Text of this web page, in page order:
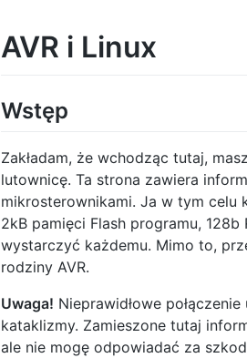
AVR i Linux
Wstęp
Zakładam, że wchodząc tutaj,
lutownicę. Ta strona zawiera
mikrosterownikami. Ja w tym celu
2kB pamięci Flash programu,
wystarczyć każdemu. Mimo to,
rodziny AVR.
Uwaga! Nieprawidłowe
kataklizmy. Zamieszone tutaj
ale nie mogę odpowiadać za